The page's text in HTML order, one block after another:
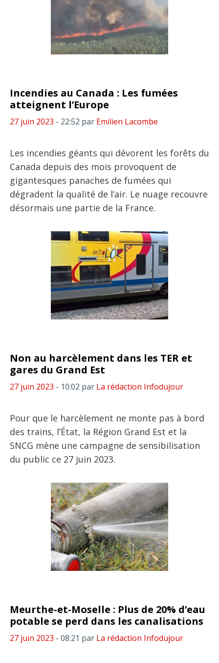
Incendies au Canada : Les fumées
atteignent l’Europe
27 juin 2023 - 22:52 par Emilien Lacombe
Les incendies géants qui dévorent les forêts du
Canada depuis des mois provoquent de
gigantesques panaches de fumées qui
dégradent la qualité de l’air. Le nuage recouvre
désormais une partie de la France.
Non au harcèlement dans les TER et
gares du Grand Est
27 juin 2023 - 10:02 par La rédaction Infodujour
Pour que le harcèlement ne monte pas à bord
des trains, l’État, la Région Grand Est et la
SNCG mène une campagne de sensibilisation
du public ce 27 juin 2023.
Meurthe-et-Moselle : Plus de 20% d’eau
potable se perd dans les canalisations
27 juin 2023 - 08:21 par La rédaction Infodujour